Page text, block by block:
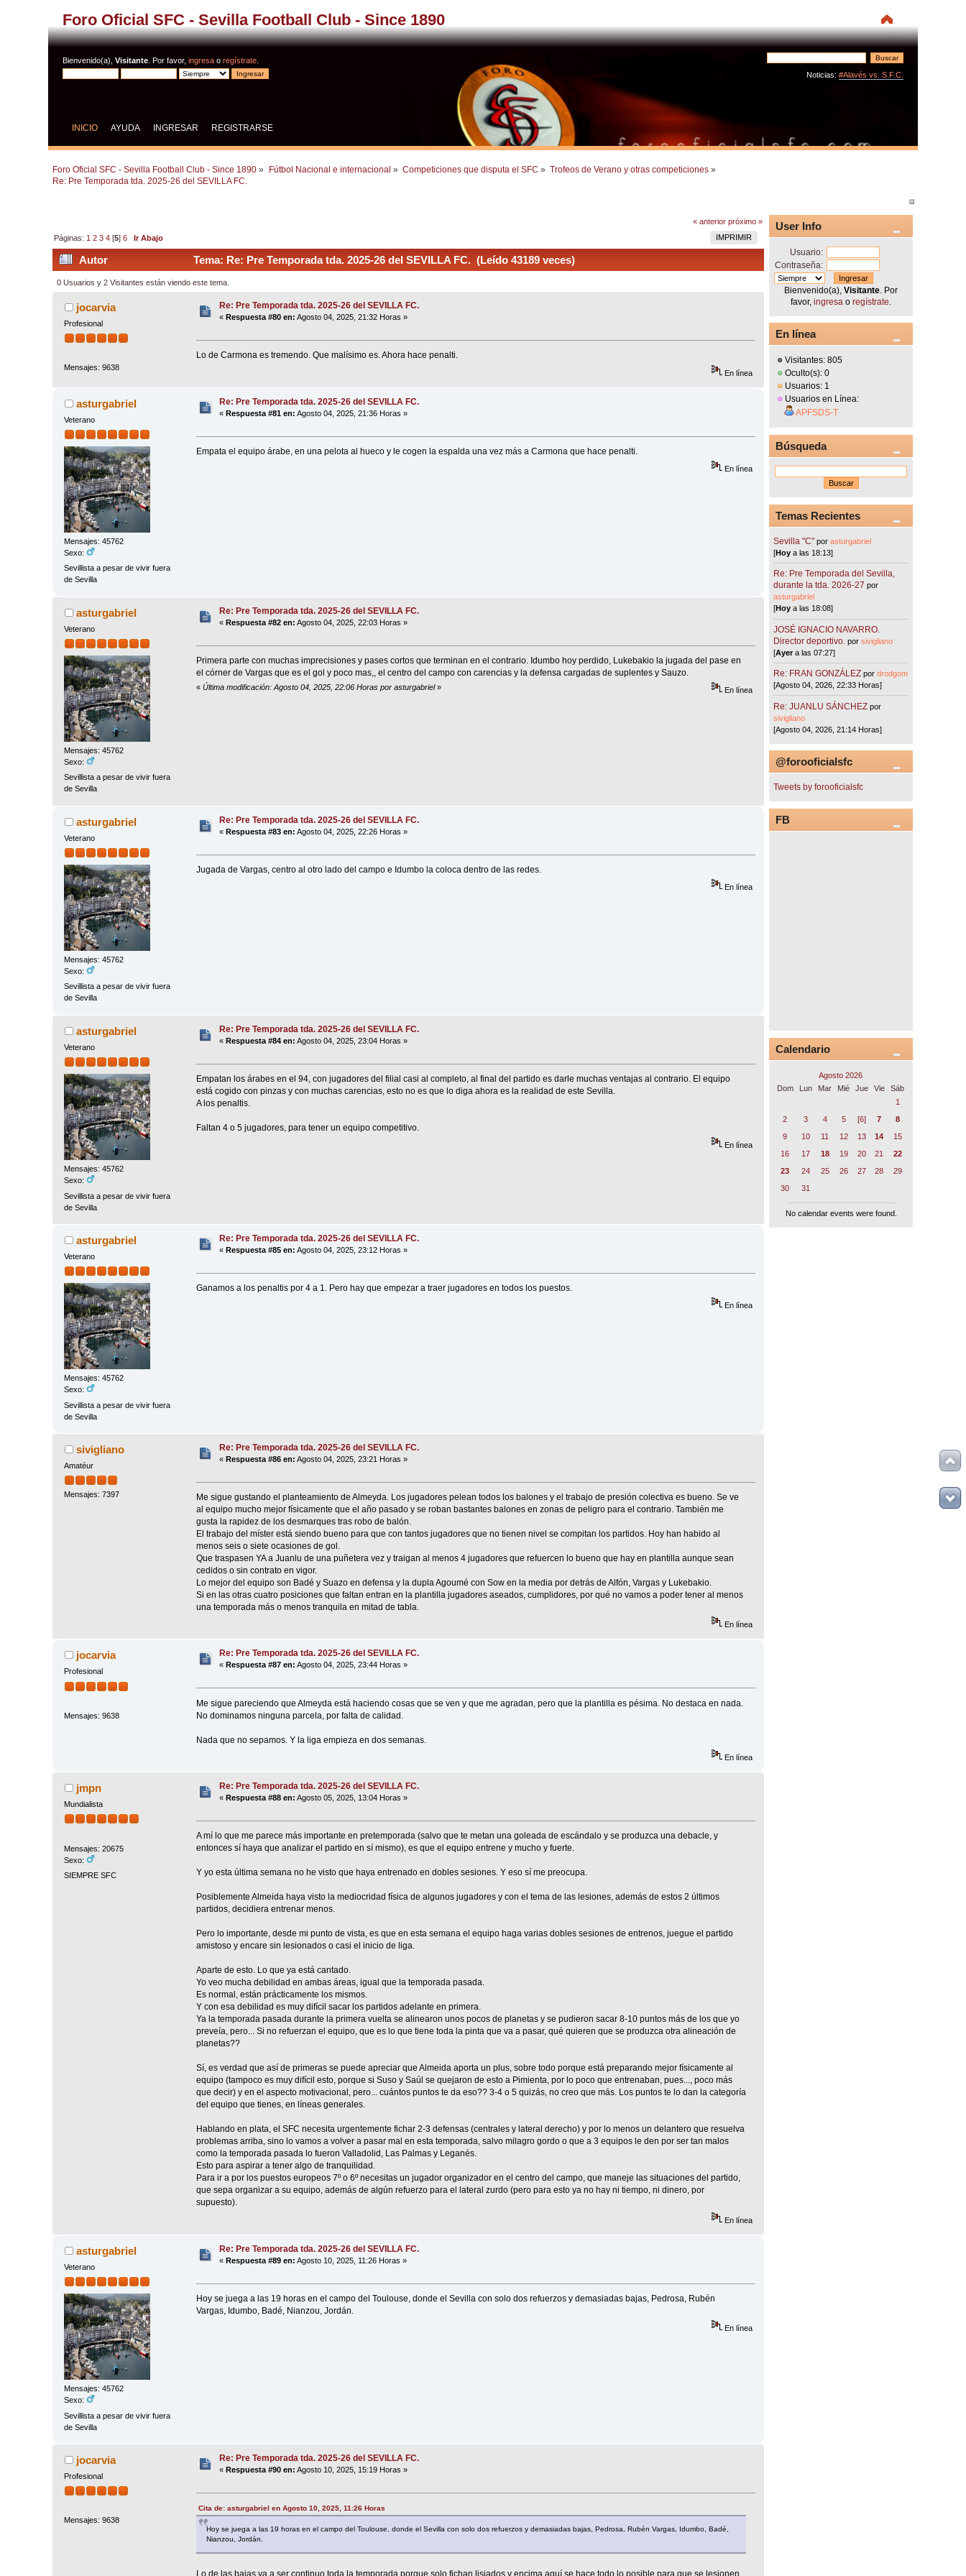
Foro Oficial SFC - Sevilla Football Club - Since 1890
Bienvenido(a),Visitante . Por favor,ingresa oregístrate
Noticias: #Alavés vs. S.F.C.
INICIO AYUDA INGRESAR REGISTRARSE
Foro Oficial SFC - Sevilla Football Club - Since 1890 » Fútbol Nacional e internacional » Competiciones que disputa el SFC » Trofeos de Verano y otras competiciones »
Re: Pre Temporada tda. 2025-26 del SEVILLA FC.
« anterior próximo »
IMPRIMIR
Páginas: 1 2 3 4 [5]6 Ir Abajo
Autor Tema: Re: Pre Temporada tda. 2025-26 del SEVILLA FC. (Leído 43189 veces)
0 Usuarios y 2 Visitantes están viendo este tema.
jocarvia
Profesional
Mensajes: 9638
Re: Pre Temporada tda. 2025-26 del SEVILLA FC.
«Respuesta #80 en: Agosto 04, 2025, 21:32 Horas »
Lo de Carmona es tremendo. Que malísimo es. Ahora hace penalti.
En línea
asturgabriel
Veterano
Mensajes: 45762
Sexo:
Sevillista a pesar de vivir fuera
de Sevilla
Re: Pre Temporada tda. 2025-26 del SEVILLA FC.
«Respuesta #81 en: Agosto 04, 2025, 21:36 Horas »
Empata el equipo árabe, en una pelota al hueco y le cogen la espalda una vez más a Carmona que hace penalti.
En línea
asturgabriel
Veterano
Mensajes: 45762
Sexo:
Sevillista a pesar de vivir fuera
de Sevilla
Re: Pre Temporada tda. 2025-26 del SEVILLA FC.
«Respuesta #82 en: Agosto 04, 2025, 22:03 Horas »
Primera parte con muchas imprecisiones y pases cortos que terminan en el contrario. Idumbo hoy perdido, Lukebakio la jugada del pase en
el córner de Vargas que es el gol y poco mas,, el centro del campo con carencias y la defensa cargadas de suplentes y Sauzo.
« Última modificación: Agosto 04, 2025, 22:06 Horas por asturgabriel» En línea
asturgabriel
Veterano
Mensajes: 45762
Sexo:
Sevillista a pesar de vivir fuera
de Sevilla
Re: Pre Temporada tda. 2025-26 del SEVILLA FC.
«Respuesta #83 en: Agosto 04, 2025, 22:26 Horas »
Jugada de Vargas, centro al otro lado del campo e Idumbo la coloca dentro de las redes.
En línea
asturgabriel
Veterano
Mensajes: 45762
Sexo:
Sevillista a pesar de vivir fuera
de Sevilla
Re: Pre Temporada tda. 2025-26 del SEVILLA FC.
«Respuesta #84 en: Agosto 04, 2025, 23:04 Horas »
Empatan los árabes en el 94, con jugadores del filial casi al completo, al final del partido es darle muchas ventajas al contrario. El equipo
está cogido con pinzas y con muchas carencias, esto no es que lo diga ahora es la realidad de este Sevilla.
A los penaltis.
Faltan 4 o 5 jugadores, para tener un equipo competitivo.
En línea
asturgabriel
Veterano
Mensajes: 45762
Sexo:
Sevillista a pesar de vivir fuera
de Sevilla
Re: Pre Temporada tda. 2025-26 del SEVILLA FC.
«Respuesta #85 en: Agosto 04, 2025, 23:12 Horas »
Ganamos a los penaltis por 4 a 1. Pero hay que empezar a traer jugadores en todos los puestos.
En línea
sivigliano
Amatéur
Mensajes: 7397
Re: Pre Temporada tda. 2025-26 del SEVILLA FC.
«Respuesta #86 en: Agosto 04, 2025, 23:21 Horas »
Me sigue gustando el planteamiento de Almeyda. Los jugadores pelean todos los balones y el trabajo de presión colectiva es bueno. Se ve
al equipo mucho mejor físicamente que el año pasado y se roban bastantes balones en zonas de peligro para el contrario. También me
gusta la rapidez de los desmarques tras robo de balón.
El trabajo del míster está siendo bueno para que con tantos jugadores que no tienen nivel se compitan los partidos. Hoy han habido al
menos seis o siete ocasiones de gol.
Que traspasen YA a Juanlu de una puñetera vez y traigan al menos 4 jugadores que refuercen lo bueno que hay en plantilla aunque sean
cedidos o sin contrato en vigor.
Lo mejor del equipo son Badé y Suazo en defensa y la dupla Agoumé con Sow en la media por detrás de Alfón, Vargas y Lukebakio.
Si en las otras cuatro posiciones que faltan entran en la plantilla jugadores aseados, cumplidores, por qué no vamos a poder tener al menos
una temporada más o menos tranquila en mitad de tabla.
En línea
jocarvia
Profesional
Mensajes: 9638
Re: Pre Temporada tda. 2025-26 del SEVILLA FC.
« Respuesta #87 en: Agosto 04, 2025, 23:44 Horas »
Me sigue pareciendo que Almeyda está haciendo cosas que se ven y que me agradan, pero que la plantilla es pésima. No destaca en nada.
No dominamos ninguna parcela, por falta de calidad.
Nada que no sepamos. Y la liga empieza en dos semanas.
En línea
jmpn
Mundialista
Mensajes: 20675
Sexo:
SIEMPRE SFC
Re: Pre Temporada tda. 2025-26 del SEVILLA FC.
«Respuesta #88 en: Agosto 05, 2025, 13:04 Horas »
A mí lo que me parece más importante en pretemporada (salvo que te metan una goleada de escándalo y se produzca una debacle, y
entonces sí haya que analizar el partido en sí mismo), es que el equipo entrene y mucho y fuerte.
Y yo esta última semana no he visto que haya entrenado en dobles sesiones. Y eso sí me preocupa.
Posiblemente Almeida haya visto la mediocridad física de algunos jugadores y con el tema de las lesiones, además de estos 2 últimos
partidos, decidiera entrenar menos.
Pero lo importante, desde mi punto de vista, es que en esta semana el equipo haga varias dobles sesiones de entrenos, juegue el partido
amistoso y encare sin lesionados o casi el inicio de liga.
Aparte de esto. Lo que ya está cantado.
Yo veo mucha debilidad en ambas áreas, igual que la temporada pasada.
Es normal, están prácticamente los mismos.
Y con esa debilidad es muy difícil sacar los partidos adelante en primera.
Ya la temporada pasada durante la primera vuelta se alinearon unos pocos de planetas y se pudieron sacar 8-10 puntos más de los que yo
preveía, pero... Si no refuerzan el equipo, que es lo que tiene toda la pinta que va a pasar, qué quieren que se produzca otra alineación de
planetas??
Sí, es verdad que así de primeras se puede apreciar que Almeida aporta un plus, sobre todo porque está preparando mejor físicamente al
equipo (tampoco es muy difícil esto, porque si Suso y Saúl se quejaron de esto a Pimienta, por lo poco que entrenaban, pues..., poco más
que decir) y en el aspecto motivacional, pero... cuántos puntos te da eso?? 3-4 o 5 quizás, no creo que más. Los puntos te lo dan la categoría
del equipo que tienes, en líneas generales.
Hablando en plata, el SFC necesita urgentemente fichar 2-3 defensas (centrales y lateral derecho) y por lo menos un delantero que resuelva
problemas arriba, sino lo vamos a volver a pasar mal en esta temporada, salvo milagro gordo o que a 3 equipos le den por ser tan malos
como la temporada pasada lo fueron Valladolid, Las Palmas y Leganés.
Esto para aspirar a tener algo de tranquilidad.
Para ir a por los puestos europeos 7º o 6º necesitas un jugador organizador en el centro del campo, que maneje las situaciones del partido,
que sepa organizar a su equipo, además de algún refuerzo para el lateral zurdo (pero para esto ya no hay ni tiempo, ni dinero, por
supuesto).
En línea
asturgabriel
Veterano
Mensajes: 45762
Sexo:
Sevillista a pesar de vivir fuera
de Sevilla
Re: Pre Temporada tda. 2025-26 del SEVILLA FC.
«Respuesta #89 en: Agosto 10, 2025, 11:26 Horas »
Hoy se juega a las 19 horas en el campo del Toulouse, donde el Sevilla con solo dos refuerzos y demasiadas bajas, Pedrosa, Rubén
Vargas, Idumbo, Badé, Nianzou, Jordán.
En línea
jocarvia
Profesional
Mensajes: 9638
Re: Pre Temporada tda. 2025-26 del SEVILLA FC.
«Respuesta #90 en: Agosto 10, 2025, 15:19 Horas »
Cita de: asturgabriel en Agosto 10, 2025, 11:26 Horas
Hoy se juega a las 19 horas en el campo del Toulouse, donde el Sevilla con solo dos refuerzos y demasiadas bajas, Pedrosa, Rubén Vargas, Idumbo, Badé,
Nianzou, Jordán.
Lo de las bajas va a ser continuo toda la temporada porque solo fichan lisiados y encima aquí se hace todo lo posible para que se lesionen.
User Info
Usuario:
Contraseña:
Bienvenido(a),Visitante . Por
favor,ingresa oregístrate
En línea
Visitantes: 805
Oculto(s): 0
Usuarios: 1
Usuarios en Línea:
APFSDS-T
Búsqueda
Temas Recientes
Sevilla "C"porasturgabriel
[Hoy a las 18:13]
Re: Pre Temporada del Sevilla,
durante la tda. 2026-27 por
asturgabriel
[Hoy a las 18:08]
JOSÉ IGNACIO NAVARRO.
Director deportivo. porsivigliano
[Ayera las 07:27]
Re: FRAN GONZÁLEZ pordrodgom
[Agosto 04, 2026, 22:33 Horas]
Re: JUANLU SÁNCHEZ por
sivigliano
[Agosto 04, 2026, 21:14 Horas]
@forooficialsfc
Tweets by forooficialsfc
FB
Calendario
Agosto 2026
Dom
Lun Mar Mié Jue Vie
Sáb
1
2
3 4 5 [6] 7
8
9
10 11 12 13 14
15
16
17 18 19 20 21
22
23
24 25 26 27 28
29
30
31
No calendar events were found.